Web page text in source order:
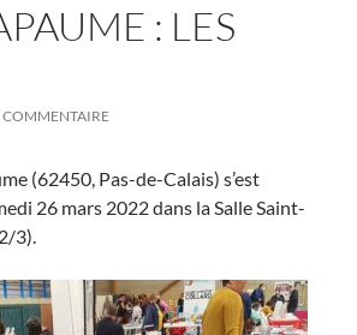
: LES
COMMENTAIRE
(62450, Pas-de-Calais) s’est
26 mars 2022 dans la Salle Saint-
3).